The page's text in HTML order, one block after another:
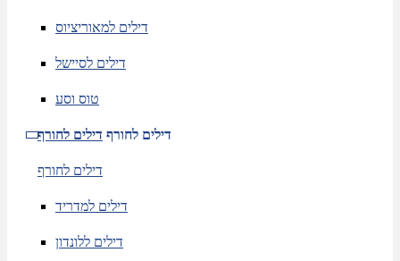
דילים למאוריציוס
דילים לסיישל
טוס וסע
דילים לחורף דילים לחורף
דילים לחורף
דילים למדריד
דילים ללונדון